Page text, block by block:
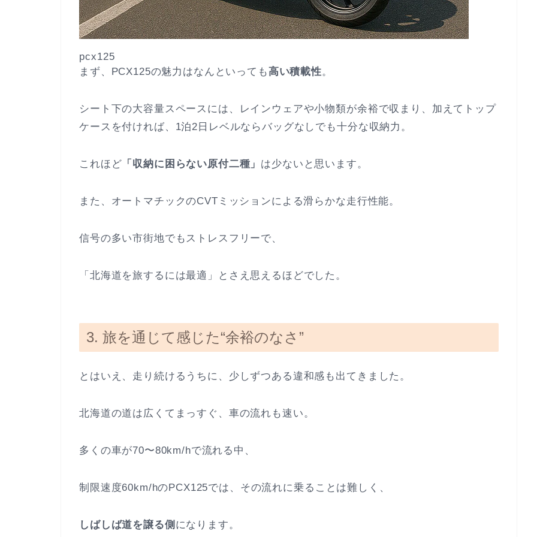
pcx125
まず、PCX125の魅力はなんといっても 高い積載性。
シート下の大容量スペースには、レインウェアや小物類が余裕で収まり、加えてトップ
ケースを付ければ、1泊2日レベルならバッグなしでも十分な収納力。
これほど 「収納に困らない原付二種」 は少ないと思います。
また、オートマチックのCVTミッションによる滑らかな走行性能。
信号の多い市街地でもストレスフリーで、
「北海道を旅するには最適」とさえ思えるほどでした。
3. 旅を通じて感じた“余裕のなさ”
とはいえ、走り続けるうちに、少しずつある違和感も出てきました。
北海道の道は広くてまっすぐ、車の流れも速い。
多くの車が70〜80km/hで流れる中、
制限速度60km/hのPCX125では、その流れに乗ることは難しく、
しばしば道を譲る側 になります。